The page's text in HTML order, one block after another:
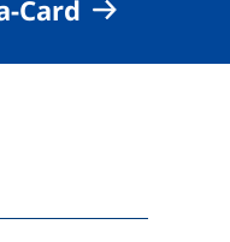
Card